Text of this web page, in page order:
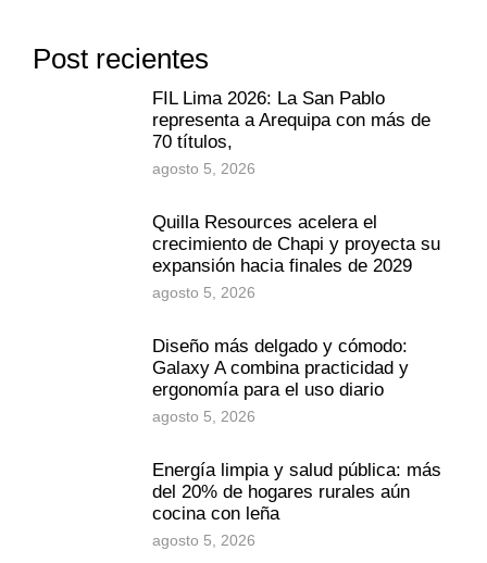
Post recientes
FIL Lima 2026: La San Pablo
representa a Arequipa con más de
70 títulos,
agosto 5, 2026
Quilla Resources acelera el
crecimiento de Chapi y proyecta su
expansión hacia finales de 2029
agosto 5, 2026
Diseño más delgado y cómodo:
Galaxy A combina practicidad y
ergonomía para el uso diario
agosto 5, 2026
Energía limpia y salud pública: más
del 20% de hogares rurales aún
cocina con leña
agosto 5, 2026